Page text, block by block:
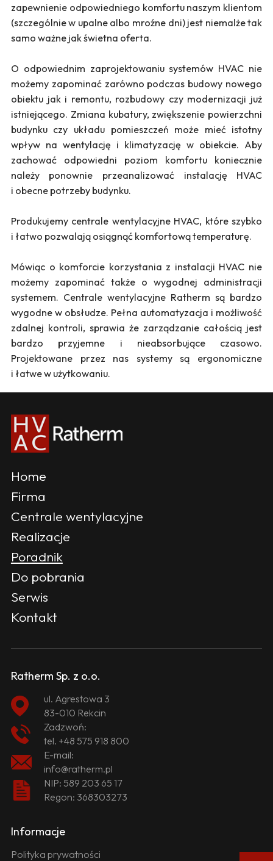
zapewnienie odpowiedniego komfortu naszym klientom
(szczególnie w upalne albo mroźne dni) jest niemalże tak
samo ważne jak świetna oferta.
O odpowiednim zaprojektowaniu systemów HVAC nie
możemy zapominać zarówno podczas budowy nowego
obiektu jak i remontu, rozbudowy czy modernizacji już
istniejącego. Zmiana kubatury, zwiększenie powierzchni
budynku czy układu pomieszczeń może mieć istotny
wpływ na wentylację i klimatyzację w obiekcie. Aby
zachować odpowiedni poziom komfortu koniecznie
należy ponownie przeanalizować instalację HVAC
i obecne potrzeby budynku.
Produkujemy centrale wentylacyjne HVAC, które szybko
i łatwo pozwalają osiągnąć komfortową temperaturę.
Mówiąc o komforcie korzystania z instalacji HVAC nie
możemy zapominać także o wygodnej administracji
systemem. Centrale wentylacyjne Ratherm są bardzo
wygodne w obsłudze. Pełna automatyzacja i możliwość
zdalnej kontroli, sprawia że zarządzanie całością jest
bardzo przyjemne i nieabsorbujące czasowo.
Projektowane przez nas systemy są ergonomiczne
i łatwe w użytkowaniu.
Home
Firma
Centrale wentylacyjne
Realizacje
Poradnik
Do pobrania
Serwis
Kontakt
Ratherm Sp. z o.o.
ul. Agrestowa 3
83-010 Rekcin
Zadzwoń:
tel. +48 575 918 800
E-mail:
info@ratherm.pl
NIP: 589 203 65 17
Regon: 368303273
Informacje
Polityka prywatności